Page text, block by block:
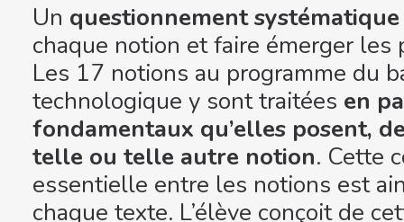
Un questionnement systématique
chaque notion et faire émerger les
Les 17 notions au programme du
technologique y sont traitées en
fondamentaux qu’elles posent,
telle ou telle autre notion. Cette
essentielle entre les notions est
chaque texte. L’élève conçoit de